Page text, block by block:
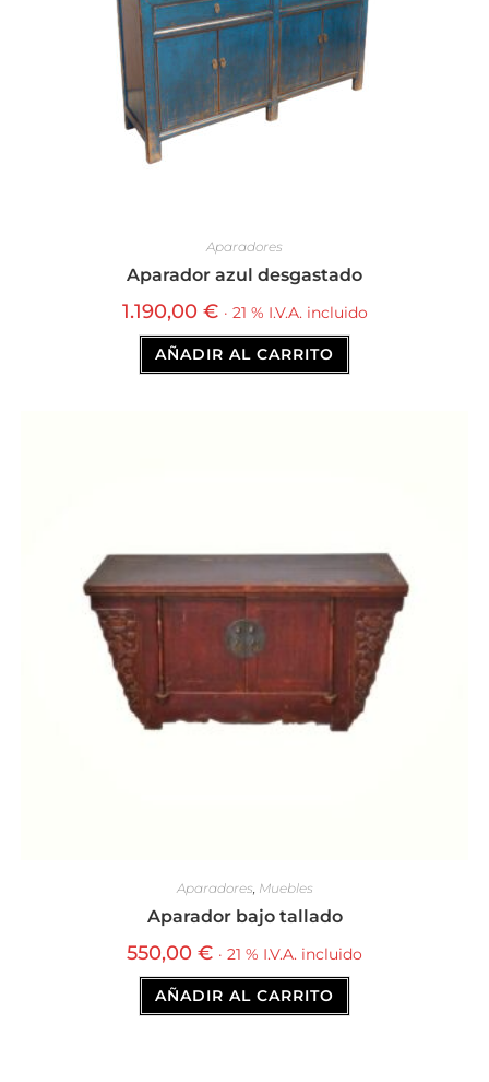
Aparadores
Aparador azul desgastado
1.190,00 € · 21 % I.V.A. incluido
AÑADIR AL CARRITO
Aparadores Muebles
Aparador bajo tallado
550,00 € · 21 % I.V.A. incluido
AÑADIR AL CARRITO